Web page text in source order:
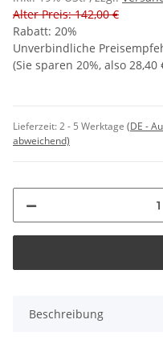
Alter Preis: 142,00 €
Rabatt: 20%
Unverbindliche
(Sie sparen 20%, also 28,40
Lieferzeit:2 - 5 Werktage (DE -
abweichend)
Beschreibung